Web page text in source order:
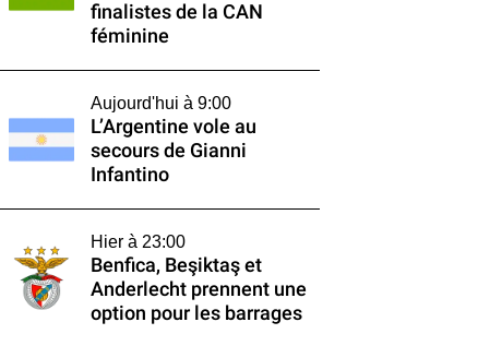
finalistes de la CAN
féminine
Aujourd'hui à 9:00
L’Argentine vole au
secours de Gianni
Infantino
Hier à 23:00
Benfica, Beşiktaş et
Anderlecht prennent une
option pour les barrages